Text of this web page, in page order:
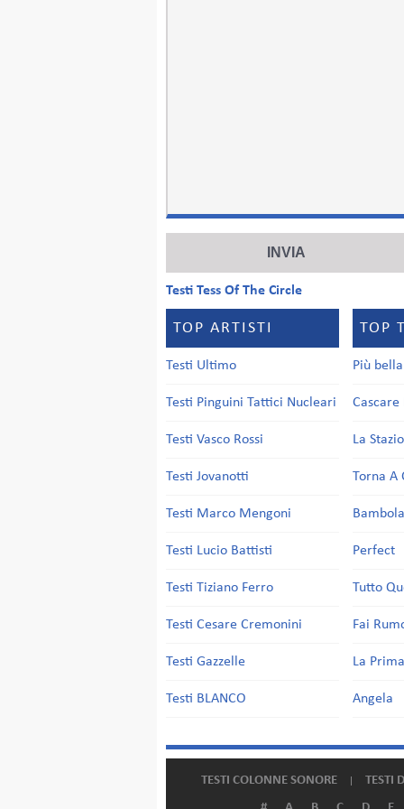
Testi Tess Of The Circle
TOP ARTISTI
Testi Ultimo
Testi Pinguini Tattici Nucleari
Testi Vasco Rossi
Testi Jovanotti
Testi Marco Mengoni
Testi Lucio Battisti
Testi Tiziano Ferro
Testi Cesare Cremonini
Testi Gazzelle
Testi BLANCO
TOP
Più
Cascare
La
Torna A
Bambola
Perfect
Tutto
Fai
La
Angela
TESTI COLONNE SONORE TESTI